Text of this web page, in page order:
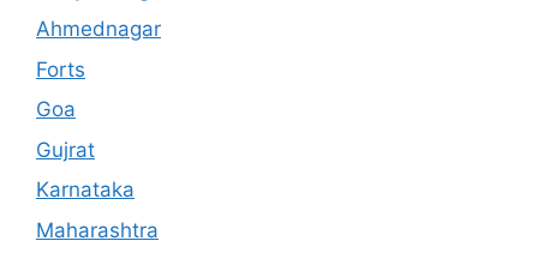
Ahmednagar
Forts
Goa
Gujrat
Karnataka
Maharashtra